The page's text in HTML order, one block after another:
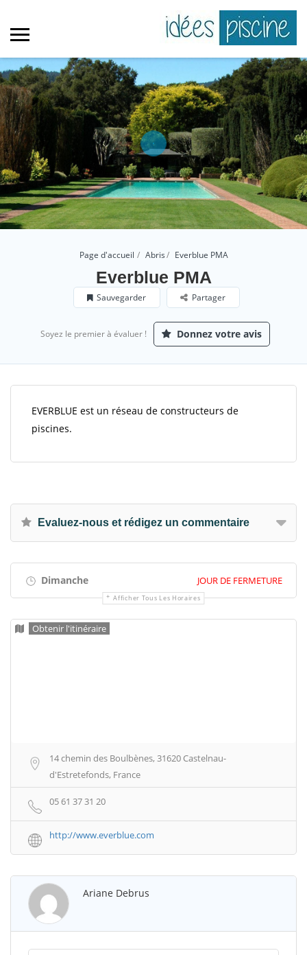
Page d'accueil Abris Everblue PMA
Everblue PMA
Sauvegarder Partager
Soyez le premier à évaluer ! Donnez votre avis
EVERBLUE est un réseau de constructeurs de
piscines.
Evaluez-nous et rédigez un commentaire
Dimanche JOUR DE FERMETURE
Afficher Tous Les Horaires
Obtenir l'itinéraire
14 chemin des Boulbènes, 31620 Castelnau-
d'Estretefonds, France
05 61 37 31 20
http://www.everblue.com
Ariane Debrus